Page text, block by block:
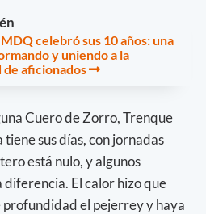
celebró sus 10 años: una
y uniendo a la
de aficionados
Cuero de Zorro, Trenque
sus días, con jornadas
está nulo, y algunos
diferencia. El calor hizo que
profundidad el pejerrey y haya